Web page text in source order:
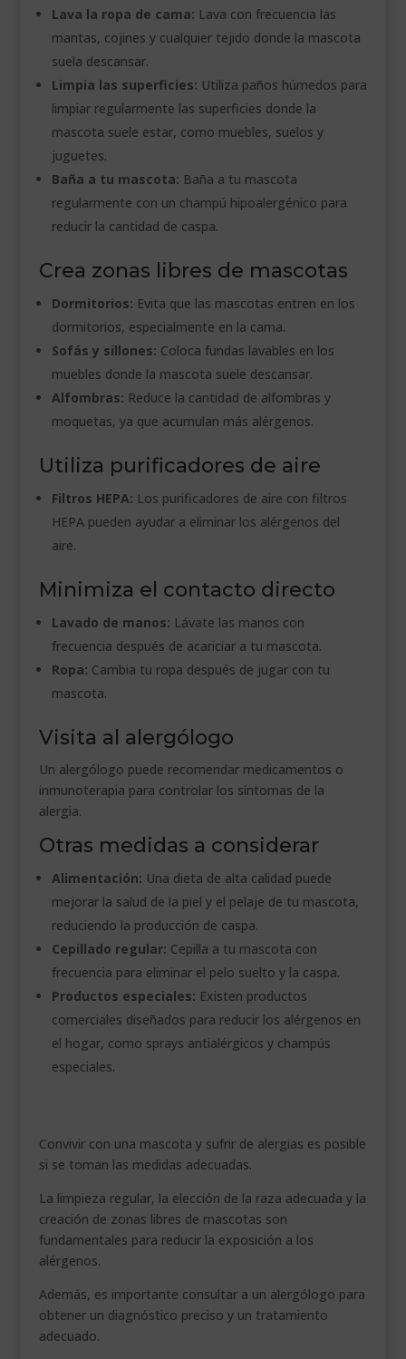
Lava la ropa de cama: Lava con frecuencia las
mantas, cojines y cualquier tejido donde la mascota
suela descansar.
Limpia las superficies: Utiliza paños húmedos para
limpiar regularmente las superficies donde la
mascota suele estar, como muebles, suelos y
juguetes.
Baña a tu mascota: Baña a tu mascota
regularmente con un champú hipoalergénico para
reducir la cantidad de caspa.
Crea zonas libres de mascotas
Dormitorios: Evita que las mascotas entren en los
dormitorios, especialmente en la cama.
Sofás y sillones: Coloca fundas lavables en los
muebles donde la mascota suele descansar.
Alfombras: Reduce la cantidad de alfombras y
moquetas, ya que acumulan más alérgenos.
Utiliza purificadores de aire
Filtros HEPA: Los purificadores de aire con filtros
HEPA pueden ayudar a eliminar los alérgenos del
aire.
Minimiza el contacto directo
Lavado de manos: Lávate las manos con
frecuencia después de acariciar a tu mascota.
Ropa: Cambia tu ropa después de jugar con tu
mascota.
Visita al alergólogo
Un alergólogo puede recomendar medicamentos o
inmunoterapia para controlar los síntomas de la
alergia.
Otras medidas a considerar
Alimentación: Una dieta de alta calidad puede
mejorar la salud de la piel y el pelaje de tu mascota,
reduciendo la producción de caspa.
Cepillado regular: Cepilla a tu mascota con
frecuencia para eliminar el pelo suelto y la caspa.
Productos especiales: Existen productos
comerciales diseñados para reducir los alérgenos en
el hogar, como sprays antialérgicos y champús
especiales.
Convivir con una mascota y sufrir de alergias es posible
si se toman las medidas adecuadas.
La limpieza regular, la elección de la raza adecuada y la
creación de zonas libres de mascotas son
fundamentales para reducir la exposición a los
alérgenos.
Además, es importante consultar a un alergólogo para
obtener un diagnóstico preciso y un tratamiento
adecuado.